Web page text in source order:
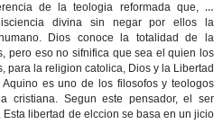
de la teologia reformada que, la
divina sin negar por ellos la
Dios conoce la totalidad de la
pero eso no sifnifica que sea el quien los
para la religion catolica, Dios y la Libertad
es uno de los filosofos y teologos
cristiana. Segun este pensador, el ser
libertad de elccion se basa en un jicio